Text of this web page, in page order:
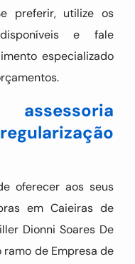
preferir, utilize os
e fale
especializado
oferecer aos seus
em Caieiras de
Dionni Soares De
de Empresa de